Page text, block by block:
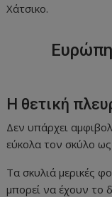
Χάτσικο.
Η θετική
Δεν υπάρχει
εύκολα τον σκύλο ως
Τα σκυλιά μερικές
μπορεί να έχουν το